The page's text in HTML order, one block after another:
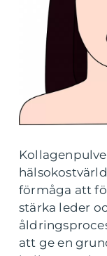
förmåga att
stärka leder
att ge en